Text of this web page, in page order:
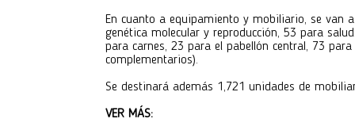
En cuanto a equipamiento y mobiliario, se
genética molecular y reproducción, 53 para
para carnes, 23 para el pabellón central, 73
complementarios).
Se destinará además 1,721 unidades de
VER MÁS: